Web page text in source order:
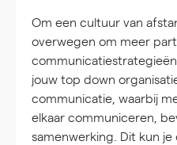
Om een cultuur van
overwegen om meer
jouw top down
communicatie, waarbij
elkaar communiceren,
samenwerking. Dit kun